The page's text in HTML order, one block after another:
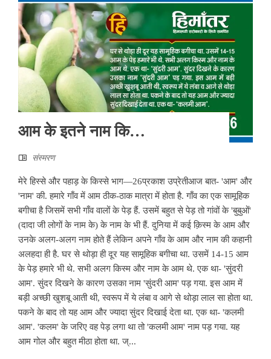
आम के इतने नाम कि…
संस्मरण
मेरे हिस्से और पहाड़ के किस्से भाग—26प्रकाश उप्रेतीआज बात- 'आम' और
'नाम' की. हमारे गाँव में आम ठीक-ठाक मात्रा में होता है. गाँव का एक सामूहिक
बगीचा है जिसमें सभी गाँव वालों के पेड़ हैं. उसमें बहुत से पेड़ तो गांवों के 'बुबुओं'
(दादा जी लोगों के नाम के) के नाम के भी हैं. दुनिया में कई क़िस्म के आम और
उनके अलग-अलग नाम होते हैं लेकिन अपने गाँव के आम और नाम की कहानी
अलहदा ही है. घर से थोड़ा ही दूर यह सामूहिक बगीचा था. उसमें 14-15 आम
के पेड़ हमारे भी थे. सभी अलग किस्म और नाम के आम थे. एक था- 'सुंदरी
आम'. सुंदर दिखने के कारण उसका नाम 'सुंदरी आम' पड़ गया. इस आम में
बड़ी अच्छी खुशबू आती थी, स्वरूप में ये लंबा व आगे से थोड़ा लाल सा होता था.
पकने के बाद तो यह आम और ज्यादा सुंदर दिखाई देता था. एक था- 'कलमी
आम'. 'कलम' के जरिए वह पेड़ लगा था तो 'कलमी आम' नाम पड़ गया. यह
आम गोल और बहुत मीठा होता था. ज्...